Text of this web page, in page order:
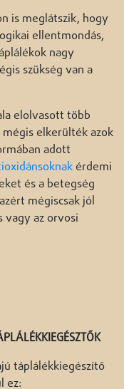
is meglátszik, hogy
ellentmondás,
nagy
szükség van a
elolvasott több
elkerülték azok
adott
érdemi
és a betegség
mégiscsak jól
vagy az orvosi
táplálékkiegészítő
ez: